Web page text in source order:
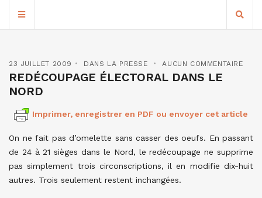
23 JUILLET 2009 DANS LA PRESSE AUCUN COMMENTAIRE
REDÉCOUPAGE ÉLECTORAL DANS LE
NORD
Imprimer, enregistrer en PDF ou envoyer cet article
On ne fait pas d’omelette sans casser des oeufs. En passant
de 24 à 21 sièges dans le Nord, le redécoupage ne supprime
pas simplement trois circonscriptions, il en modifie dix-huit
autres. Trois seulement restent inchangées.